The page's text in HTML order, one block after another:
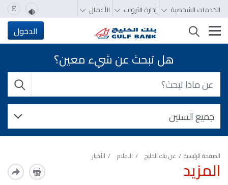
الخدمات الشخصية إدارة الثروات الأعمال E
تغيير التصفّح الدخول
هل تبحث عن شيء معين؟
الصفحة الرئيسية عن بنك الخليج الاعلام الأخبار
المزيد